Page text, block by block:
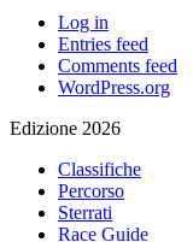
Log in
Entries feed
Comments feed
WordPress.org
Edizione 2026
Classifiche
Percorso
Sterrati
Race Guide